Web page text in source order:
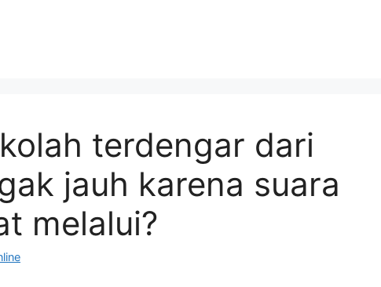
terdengar dari
jauh karena suara
melalui?